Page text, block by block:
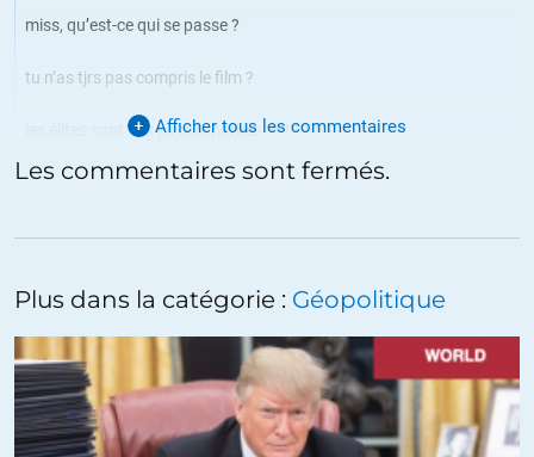
miss, qu’est-ce qui se passe ?
tu n’as tjrs pas compris le film ?
les élites sont des psychopathes !!!!!!!!!!!!!!!!!!
les peuples sont à leurs yeux des troupeaux !!!!!!!!!!!!!!
d’abord, on prend le contrôle de l’espace, puis on traque les
à voir, le film « la 5ème vague », c’est une allégorie (comme
« Avatar »)
Geof’Rey, expert en film
+2 ALERTER
Afficher tous les commentaires
Les commentaires sont fermés.
Plus dans la catégorie : Géopolitique